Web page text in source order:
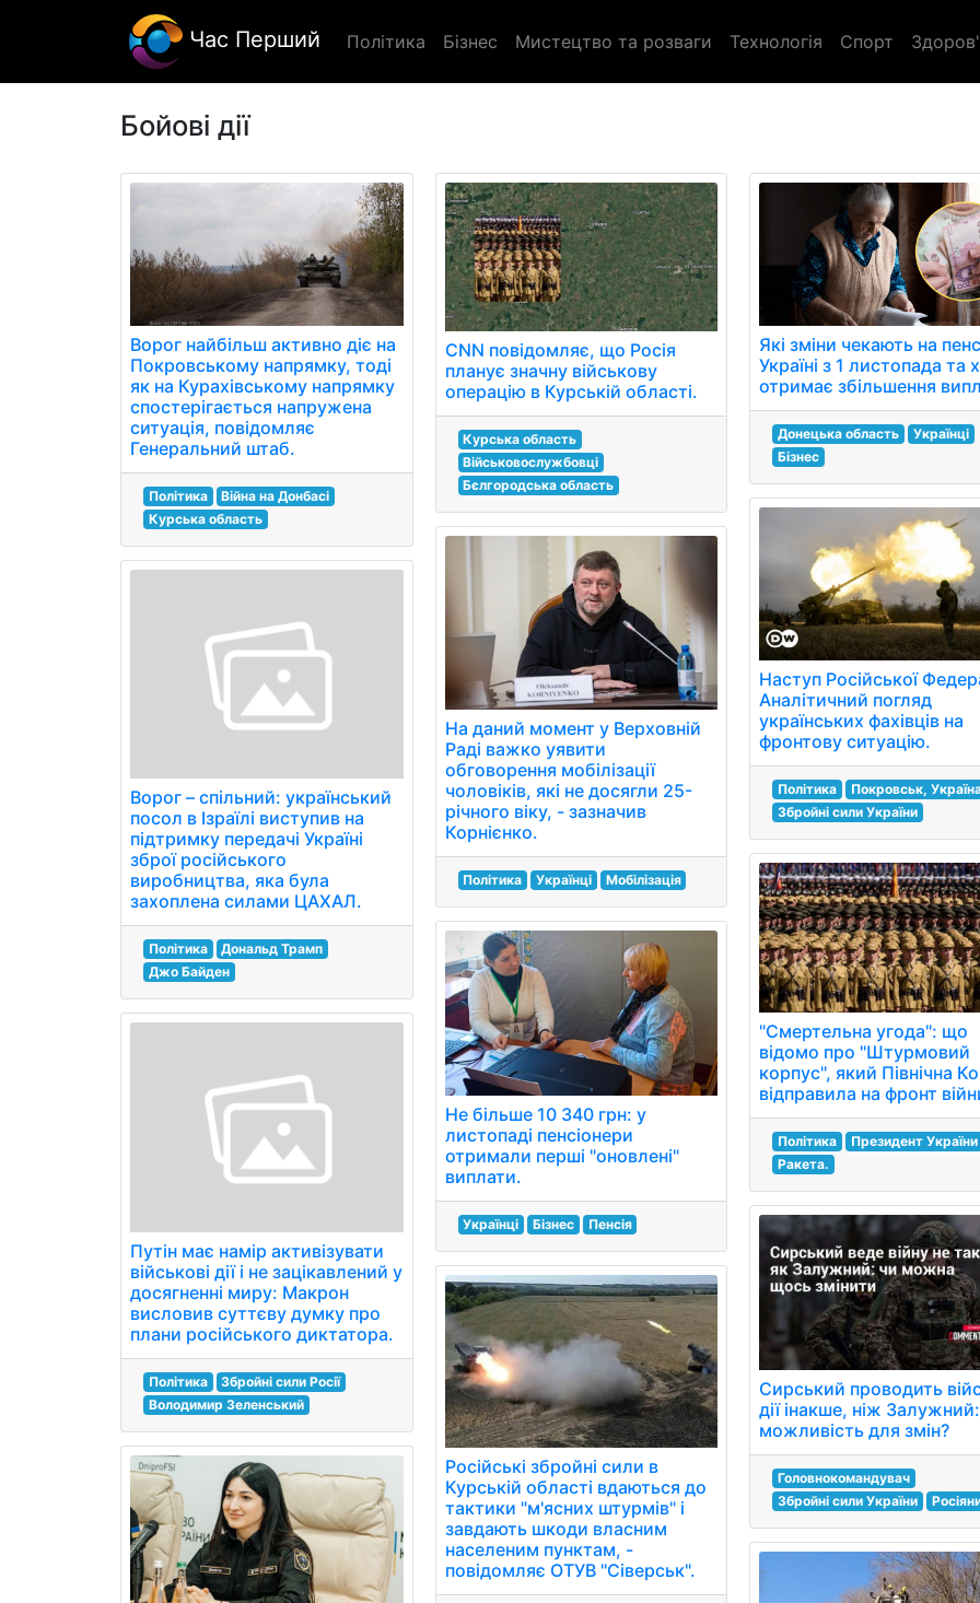
Час Перший Політика Бізнес Мистецтво та розваги Технологія Спорт
Бойові дії
Ворог найбільш активно діє на
Покровському напрямку, тоді
як на Курахівському напрямку
спостерігається напружена
ситуація, повідомляє
Генеральний штаб.
Політика
Війна на Донбасі
Курська область
Ворог – спільний: український
посол в Ізраїлі виступив на
підтримку передачі Україні
зброї російського
виробництва, яка була
захоплена силами ЦАХАЛ.
Політика
Дональд Трамп
Джо Байден
Путін має намір активізувати
військові дії і не зацікавлений у
досягненні миру: Макрон
висловив суттєву думку про
плани російського диктатора.
Політика
Збройні сили Росії
Володимир Зеленський
CNN повідомляє, що Росія
планує значну військову
операцію в Курській області.
Курська область
Військовослужбовці
Бєлгородська область
На даний момент у Верховній
Раді важко уявити
обговорення мобілізації
чоловіків, які не досягли 25-
річного віку, - зазначив
Корнієнко.
Політика Українці Мобілізація
Не більше 10 340 грн: у
листопаді пенсіонери
отримали перші "оновлені"
виплати.
Українці Бізнес Пенсія
Російські збройні сили в
Курській області вдаються до
тактики "м'ясних штурмів" і
завдають шкоди власним
населеним пунктам, -
повідомляє ОТУВ "Сіверськ".
Які зміни чекають на
Україні з 1 листопада та
отримає збільшення
Донецька область
Українці
Бізнес
Наступ Російської
Аналітичний погляд
українських фахівців на
фронтову ситуацію.
Політика
Покровськ,
Збройні сили України
"Смертельна угода": що
відомо про "Штурмовий
корпус", який Північна
відправила на фронт
Політика
Президент України
Ракета.
Сирський проводить
дії інакше, ніж
можливість для змін?
Головнокомандувач
Збройні сили України